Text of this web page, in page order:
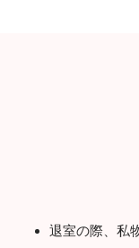
退室の際、私